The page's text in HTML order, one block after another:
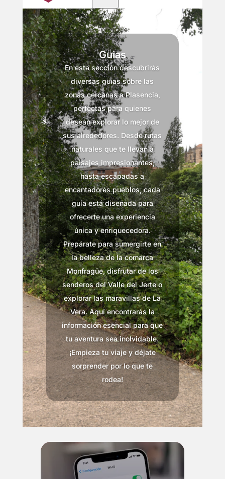
Guias
En esta sección descubrirás
diversas guías sobre las
zonas cercanas a Plasencia,
perfectas para quienes
desean explorar lo mejor de
sus alrededores. Desde rutas
naturales que te llevan a
paisajes impresionantes,
hasta escapadas a
encantadores pueblos, cada
guía está diseñada para
ofrecerte una experiencia
única y enriquecedora.
Prepárate para sumergirte en
la belleza de la comarca
Monfragüe, disfrutar de los
senderos del Valle del Jerte o
explorar las maravillas de La
Vera. Aquí encontrarás la
información esencial para que
tu aventura sea inolvidable.
¡Empieza tu viaje y déjate
sorprender por lo que te
rodea!